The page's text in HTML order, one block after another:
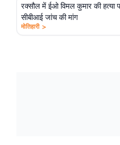
रक्सौल में ईओ विमल कुमार की हत्या
सीबीआई जांच की मांग
मोतिहारी >